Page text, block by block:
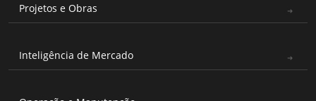
Projetos e Obras
Inteligência de Mercado